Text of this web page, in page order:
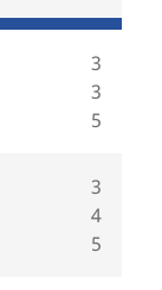
3
3
5
3
4
5